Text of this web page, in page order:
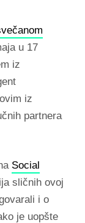
u 17
iz
iz
partnera
Social
sličnih ovoj
i o
je uopšte